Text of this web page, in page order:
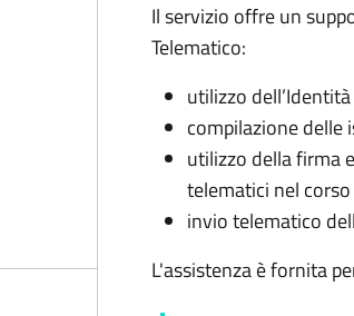
Il servizio offre un
Telematico:
utilizzo
compilazione delle
utilizzo della firma
telematici nel
invio telematico
L'assistenza è fornita